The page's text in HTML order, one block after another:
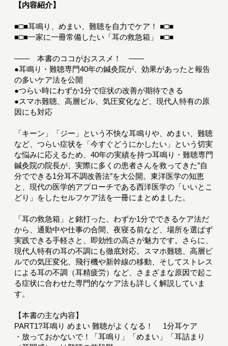
【内容紹介】
■□■耳鳴り、めまい、難聴を自力でケア！ ■□■
■□■一家に一冊常備したい「耳の救急箱」 ■□■
―― 本書のココがおススメ！ ――
●耳鳴り・難聴専門40年の鍼灸院が、効果があったと報告
の多いケア法を公開
●つらい時にわずか1分で症状の改善が期待できる
●スマホ難聴、高層ビル、気圧変化など、現代人特有の原
因にも対応
「キーン」「ジー」という不快な耳鳴りや、めまい、難聴
など、つらい症状を「今すぐどうにかしたい」という切実
な悩みに応えるため、40年の実績を持つ耳鳴り・難聴専門
鍼灸院の院長が、実際に多くの患者さんを救ってきた”自
分でできる1分耳不調改善法”を大公開。東洋医学の知恵
と、現代の医学的アプローチである西洋医学の「いいとこ
どり」をしたセルフケア法を一冊にまとめました。
「耳の救急箱」と銘打った、わずか1分でできるケア法だ
から、通勤中や仕事の合間、夜寝る前など、場所を選ばず
実践できる手軽さと、即効性の高さが魅力です。さらに、
現代人特有の耳の不調にも徹底対応。スマホ難聴、高層ビ
ルでの気圧変化、飛行機や新幹線の移動、そしてストレス
による耳の不調（耳精疲労）など、さまざまな原因で起こ
る症状に合わせた専門的なケア法も詳しく解説していま
す。
【本書の主な内容】
PART1?耳鳴り めまい 難聴がよくなる！ 1分耳ケア
・放っておかないで！「耳鳴り」「めまい」「耳詰まり